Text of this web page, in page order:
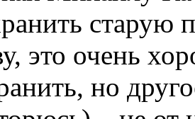
старую
это очень
но